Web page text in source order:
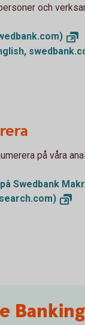
och
på våra
Swedbank
Banking